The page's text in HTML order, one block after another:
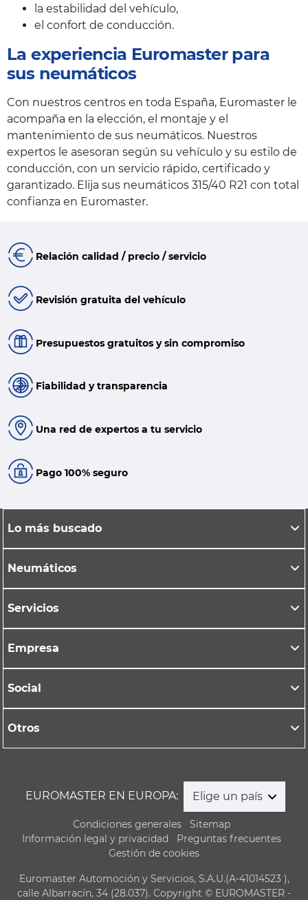
la estabilidad del vehículo,
el confort de conducción.
La experiencia Euromaster para
sus neumáticos
Con nuestros centros en toda España, Euromaster le
acompaña en la elección, el montaje y el
mantenimiento de sus neumáticos. Nuestros
expertos le asesoran según su vehículo y su estilo de
conducción, con un servicio rápido, certificado y
garantizado. Elija sus neumáticos 315/40 R21 con total
confianza en Euromaster.
Relación calidad / precio / servicio
Revisión gratuita del vehículo
Presupuestos gratuitos y sin compromiso
Fiabilidad y transparencia
Una red de expertos a tu servicio
Pago 100% seguro
Lo más buscado
Neumáticos
Servicios
Empresa
Social
Otros
EUROMASTER EN EUROPA: Elige un país
Condiciones generales
Sitemap
Información legal y privacidad
Preguntas frecuentes
Gestión de cookies
Euromaster Automoción y Servicios, S.A.U.(A-41014523 ),
calle Albarracín, 34 (28.037). Copyright © EUROMASTER -